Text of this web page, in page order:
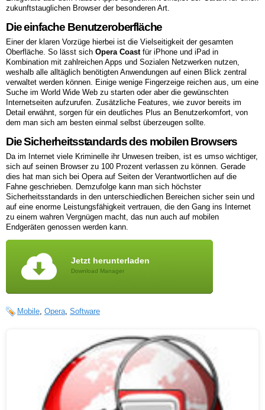
zukunftstauglichen Browser der besonderen Art.
Die einfache Benutzeroberfläche
Einer der klaren Vorzüge hierbei ist die Vielseitigkeit der gesamten
Oberfläche. So lässt sich Opera Coastfür iPhone und iPad in
Kombination mit zahlreichen Apps und Sozialen Netzwerken nutzen,
weshalb alle alltäglich benötigten Anwendungen auf einen Blick zentral
verwaltet werden können. Einige wenige Fingerzeige reichen aus, um eine
Suche im World Wide Web zu starten oder aber die gewünschten
Internetseiten aufzurufen. Zusätzliche Features, wie zuvor bereits im
Detail erwähnt, sorgen für ein deutliches Plus an Benutzerkomfort, von
dem man sich am besten einmal selbst überzeugen sollte.
Die Sicherheitsstandards des mobilen Browsers
Da im Internet viele Kriminelle ihr Unwesen treiben, ist es umso wichtiger,
sich auf seinen Browser zu 100 Prozent verlassen zu können. Gerade
dies hat man sich bei Opera auf Seiten der Verantwortlichen auf die
Fahne geschrieben. Demzufolge kann man sich höchster
Sicherheitsstandards in den unterschiedlichen Bereichen sicher sein und
auf eine enorme Leistungsfähigkeit vertrauen, die den Gang ins Internet
zu einem wahren Vergnügen macht, das nun auch auf mobilen
Endgeräten genossen werden kann.
Jetzt herunterladen
Download Manager
Mobile Opera Software